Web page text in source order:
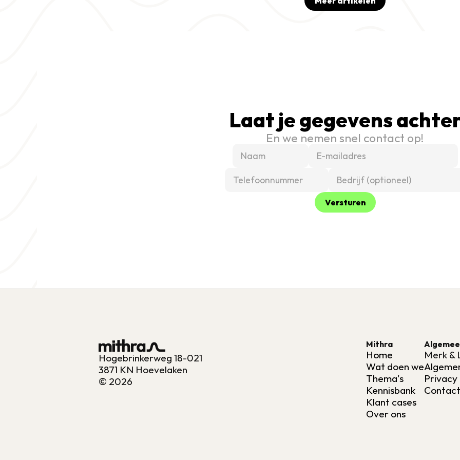
Laat je gegevens
En we nemen snel contact op!
Versturen
Hogebrinkerweg 18-021
3871 KN Hoevelaken
© 2026
Mithra
Home
Wat doen we
Thema's
Kennisbank
Klant cases
Over ons
Merk &
Privacy
Contact